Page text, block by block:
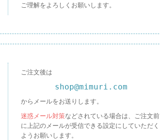
ご理解をよろしくお願いします。
ご注文後は
shop@mimuri.com
からメールをお送りします。
迷惑メール対策などされている場合は、ご注文前
に上記のメールが受信できる設定にしていただく
ようお願いします。